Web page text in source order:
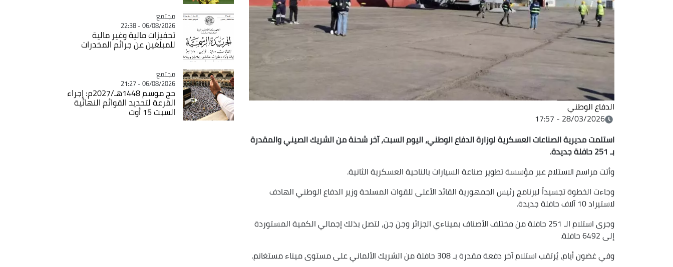
الدفاع الوطني
28/03/2026 - 17:57
استلمت مديرية الصناعات العسكرية لوزارة الدفاع الوطني، اليوم السبت، آخر شحنة من الشريك الصيني والمقدرة
بـ 251 حافلة جديدة.
وأتت مراسم الاستلام عبر مؤسسة تطوير صناعة السيارات بالناحية العسكرية الثانية.
وجاءت الخطوة تجسيداً لبرنامج رئيس الجمهورية القائد الأعلى للقوات المسلحة وزير الدفاع الوطني الهادف
لاستيراد 10 آلاف حافلة جديدة.
وجرى استلام الـ 251 حافلة من مختلف الأصناف بميناءي الجزائر وجن جن، لتصل بذلك إجمالي الكمية المستوردة
إلى 6492 حافلة.
وفي غضون أيام، يُرتقب استلام آخر دفعة مقدرة بـ 308 حافلة من الشريك الألماني على مستوى ميناء مستغانم.
Catégorie
مجتمع
06/08/2026 - 22:38
تحفيزات مالية وغير مالية
للمبلغين عن جرائم المخدرات
Catégorie
مجتمع
06/08/2026 - 21:27
حج موسم 1448هـ/2027م: إجراء
القرعة لتحديد القوائم النهائية
السبت 15 أوت